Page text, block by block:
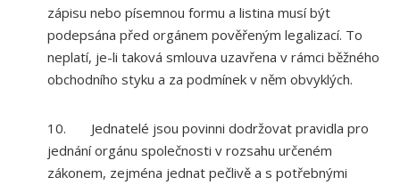
zápisu nebo písemnou formu a listina musí být
podepsána před orgánem pověřeným legalizací. To
neplatí, je-li taková smlouva uzavřena v rámci běžného
obchodního styku a za podmínek v něm obvyklých.
10. Jednatelé jsou povinni dodržovat pravidla pro
jednání orgánu společnosti v rozsahu určeném
zákonem, zejména jednat pečlivě a s potřebnými